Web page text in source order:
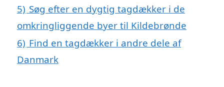
5) Søg efter en dygtig tagdækker i de
omkringliggende byer til Kildebrønde
6) Find en tagdækker i andre dele af
Danmark